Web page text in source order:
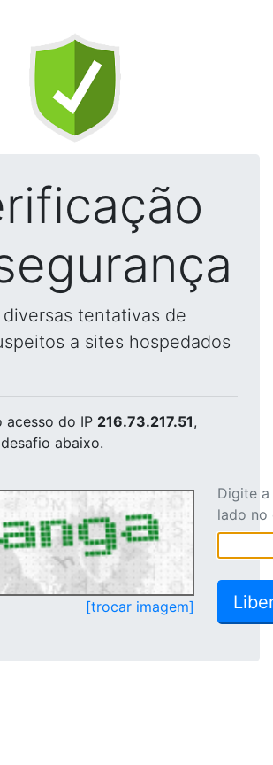
tentativas de
a sites hospedados
acesso do IP 216.73.217.51,
abaixo.
[trocar imagem]
Digite
lado no